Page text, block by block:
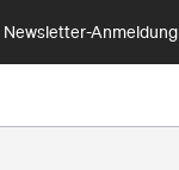
Newsletter-Anmeldung